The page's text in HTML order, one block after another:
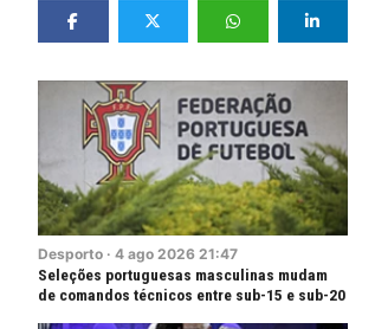
Desporto · 4 ago 2026 21:47
Seleções portuguesas masculinas mudam
de comandos técnicos entre sub-15 e sub-20